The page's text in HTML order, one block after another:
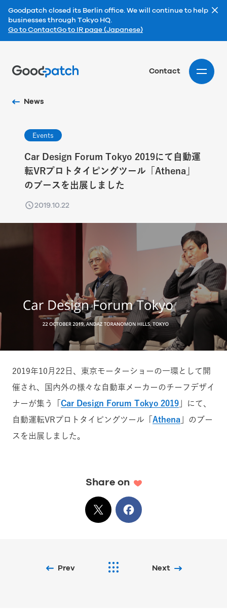
Goodpatch closed its Berlin office. We will continue to help
businesses through Tokyo HQ.
Go to ContactGo to IR page (Japanese)
Contact
News
Events
Car Design Forum Tokyo 2019にて自動運
転VRプロトタイピングツール「Athena」
のブースを出展しました
2019.10.22
2019年10月22日、東京モーターショーの一環として開
催され、国内外の様々な自動車メーカーのチーフデザイ
ナーが集う「 Car Design Forum Tokyo 2019 」にて、
自動運転VRプロトタイピングツール「 Athena 」のブー
スを出展しました。
Share on
XでシェアFacebook
Prev Next